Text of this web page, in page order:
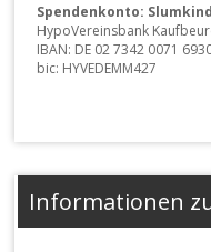
Spendenkonto:
HypoVereinsbank
IBAN: DE 02 7342 0071
bic: HYVEDEMM427
Informationen